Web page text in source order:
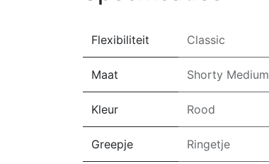
Flexibiliteit Classic
Maat Shorty Medium
Kleur Rood
Greepje Ringetje